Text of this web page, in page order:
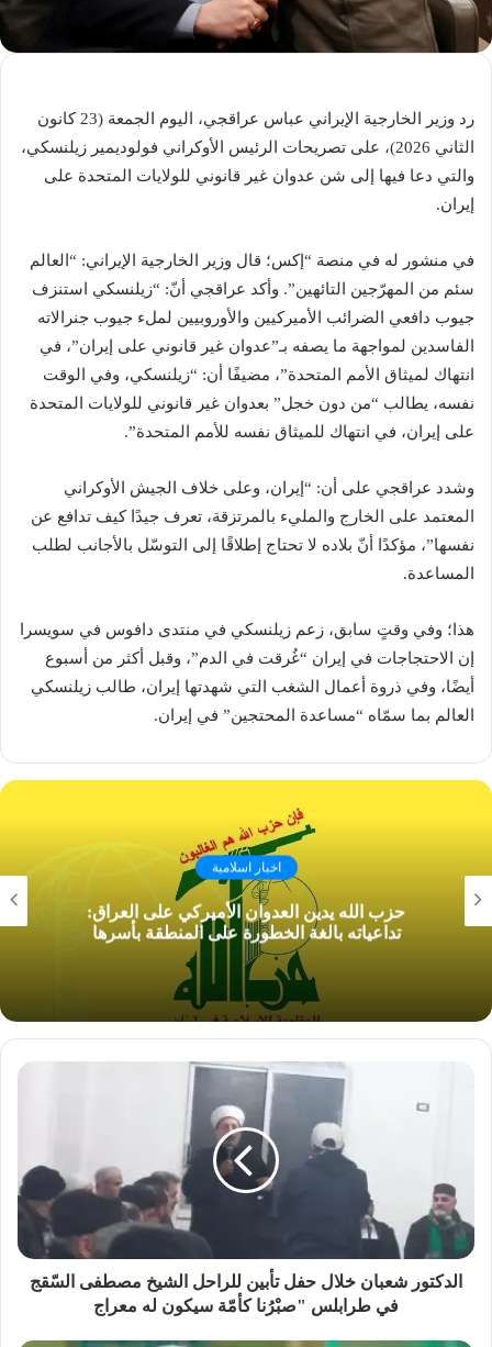
رد وزير الخارجية الإيراني عباس عراقجي، اليوم الجمعة (23 كانون
الثاني 2026)، على تصريحات الرئيس الأوكراني فولوديمير زيلنسكي،
والتي دعا فيها إلى شن عدوان غير قانوني للولايات المتحدة على
إيران.
في منشور له في منصة “إكس؛ قال وزير الخارجية الإيراني: “العالم
سئم من المهرّجين التائهين”. وأكد عراقجي أنّ: “زيلنسكي استنزف
جيوب دافعي الضرائب الأميركيين والأوروبيين لملء جيوب جنرالاته
الفاسدين لمواجهة ما يصفه بـ”عدوان غير قانوني على إيران”، في
انتهاك لميثاق الأمم المتحدة”، مضيفًا أن: “زيلنسكي، وفي الوقت
نفسه، يطالب “من دون خجل” بعدوان غير قانوني للولايات المتحدة
على إيران، في انتهاك للميثاق نفسه للأمم المتحدة”.
وشدد عراقجي على أن: “إيران، وعلى خلاف الجيش الأوكراني
المعتمد على الخارج والمليء بالمرتزقة، تعرف جيدًا كيف تدافع عن
نفسها”، مؤكدًا أنّ بلاده لا تحتاج إطلاقًا إلى التوسّل بالأجانب لطلب
المساعدة.
هذا؛ وفي وقتٍ سابق، زعم زيلنسكي في منتدى دافوس في سويسرا
إن الاحتجاجات في إيران “غُرقت في الدم”، وقبل أكثر من أسبوع
أيضًا، وفي ذروة أعمال الشغب التي شهدتها إيران، طالب زيلنسكي
العالم بما سمّاه “مساعدة المحتجين” في إيران.
اخبار اسلامية
حزب الله يدين العدوان الأميركي على العراق:
تداعياته بالغة الخطورة على المنطقة بأسرها
الدكتور شعبان خلال حفل تأبين للراحل الشيخ مصطفى السّقج
في طرابلس "صبْرُنا كأمّة سيكون له معراج